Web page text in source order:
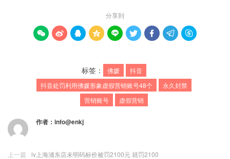
分享到
        
标签： 佛媛
抖音
抖音处罚利用佛媛形象虚假营销账号48个
永久封禁
营销账号
虚假营销
作者： info@enkj
上一篇
lv上海浦东店未明码标价被罚2100元 就罚2100